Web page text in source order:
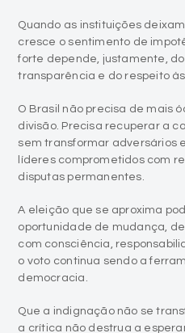
Quando as instituições
cresce o sentimento de
forte depende, justamente,
transparência e do respeito
O Brasil não precisa de mais
divisão. Precisa recuperar a
sem transformar adversários
líderes comprometidos com
disputas permanentes.
A eleição que se aproxima
oportunidade de mudança,
com consciência,
o voto continua sendo a
democracia.
Que a indignação não se
a crítica não destrua a